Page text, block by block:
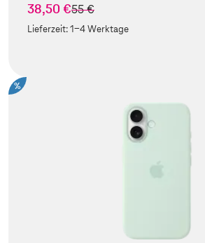
38,50 €statt
55 €
Lieferzeit:1-4 Werktage
%